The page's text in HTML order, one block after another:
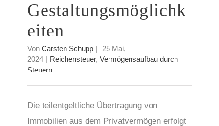
Gestaltungsmöglichk
eiten
Von Carsten Schupp |
25 Mai,
2024 | Reichensteuer, Vermögensaufbau durch
Steuern
Die teilentgeltliche Übertragung von
Immobilien aus dem Privatvermögen erfolgt